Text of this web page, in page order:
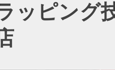
ッピング